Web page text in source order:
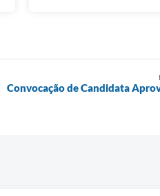
Convocação de Candidata